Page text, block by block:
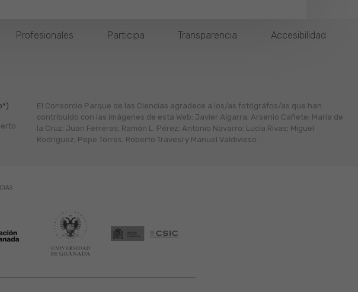
Profesionales Participa Transparencia Accesibilidad
El Consorcio Parque de las Ciencias agradece a los/as fotógráfos/as que han
contribuido con las imágenes de esta Web: Javier Algarra; Arsenio Cañete; María de
la Cruz; Juan Ferreras; Ramón L. Pérez; Antonio Navarro; Lucía Rivas; Miguel
Rodríguez; Pepe Torres; Roberto Travesí y Manuel Valdivieso.